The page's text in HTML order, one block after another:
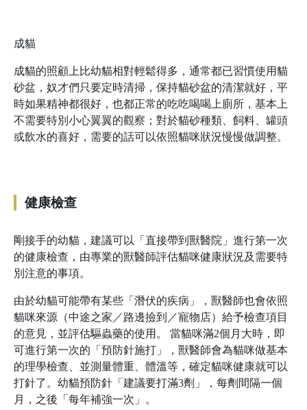
成貓
成貓的照顧上比幼貓相對輕鬆得多，通常都已習慣使用貓
砂盆，奴才們只要定時清掃，保持貓砂盆的清潔就好，平
時如果精神都很好，也都正常的吃吃喝喝上廁所，基本上
不需要特別小心翼翼的觀察；對於貓砂種類、飼料、罐頭
或飲水的喜好，需要的話可以依照貓咪狀況慢慢做調整。
健康檢查
剛接手的幼貓，建議可以「直接帶到獸醫院」進行第一次
的健康檢查，由專業的獸醫師評估貓咪健康狀況及需要特
別注意的事項。
由於幼貓可能帶有某些「潛伏的疾病」，獸醫師也會依照
貓咪來源（中途之家／路邊撿到／寵物店）給予檢查項目
的意見，並評估驅蟲藥的使用。 當貓咪滿2個月大時，即
可進行第一次的「預防針施打」，獸醫師會為貓咪做基本
的理學檢查、並測量體重、體溫等，確定貓咪健康就可以
打針了。幼貓預防針「建議要打滿3劑」，每劑間隔一個
月，之後「每年補強一次」。